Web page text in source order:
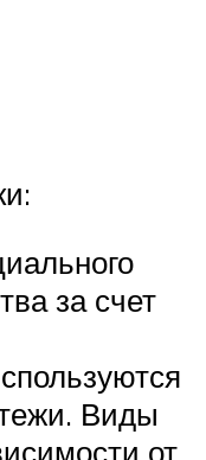
за счет
Виды
от